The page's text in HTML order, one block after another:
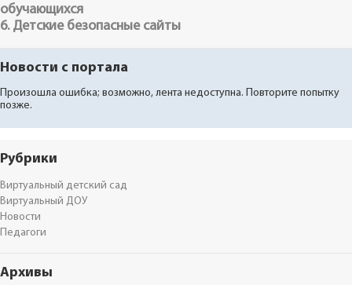
обучающихся
6. Детские безопасные сайты
Новости с портала
Произошла ошибка; возможно, лента недоступна. Повторите попытку
позже.
Рубрики
Виртуальный детский сад
Виртуальный ДОУ
Новости
Педагоги
Архивы